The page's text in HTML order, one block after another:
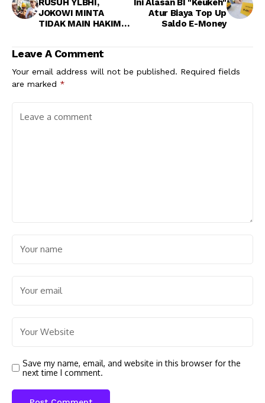
RUSUH YLBHI,
JOKOWI MINTA
TIDAK MAIN HAKIM
Ini Alasan BI "Keukeh"
Atur Biaya Top Up
Saldo E-Money
Leave A Comment
Your email address will not be published. Required fields
are marked *
Save my name, email, and website in this browser for the
next time I comment.